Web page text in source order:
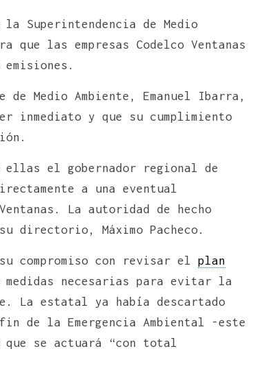
Superintendencia de Medio
que las empresas Codelco Ventanas
emisiones.
Medio Ambiente, Emanuel Ibarra,
inmediato y que su cumplimiento
ellas el gobernador regional de
a una eventual
La autoridad de hecho
directorio, Máximo Pacheco.
compromiso con revisar el plan
medidas necesarias para evitar la
La estatal ya había descartado
de la Emergencia Ambiental -este
se actuará “con total